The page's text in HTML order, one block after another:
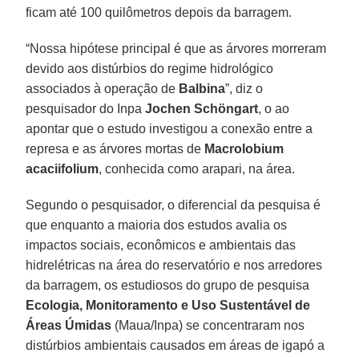
ficam até 100 quilômetros depois da barragem.
“Nossa hipótese principal é que as árvores morreram
devido aos distúrbios do regime hidrológico
associados à operação de Balbina”, diz o
pesquisador do InpaJochen Schöngart, o ao
apontar que o estudo investigou a conexão entre a
represa e as árvores mortas de Macrolobium
acaciifolium, conhecida como arapari, na área.
Segundo o pesquisador, o diferencial da pesquisa é
que enquanto a maioria dos estudos avalia os
impactos sociais, econômicos e ambientais das
hidrelétricas na área do reservatório e nos arredores
da barragem, os estudiosos do grupo de pesquisa
Ecologia, Monitoramento e Uso Sustentável de
Áreas Úmidas (Maua/Inpa) se concentraram nos
distúrbios ambientais causados em áreas de igapó a